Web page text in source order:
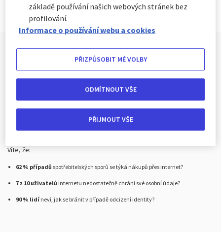
Pojištění Cyber risk
Internetový svět s sebou přináší řadu nebezpečí, která si uživatelé
neuvědomují.
Naše pojištění Cyber risk ale ochrání vaše klienty před těmi, kteří se
Vy tak získáte skvělý prodejní nástroj.
Víte, že:
62 % případů spotřebitelských sporů se týká nákupů přes internet?
7 z 10 uživatelů internetu nedostatečně chrání své osobní údaje?
90 % lidí neví, jak se bránit v případě odcizení identity?
základě používání našich webových stránek bez
profilování.
Informace o používání webu a cookies
PŘIZPŮSOBIT MÉ VOLBY
ODMÍTNOUT VŠE
PŘIJMOUT VŠE